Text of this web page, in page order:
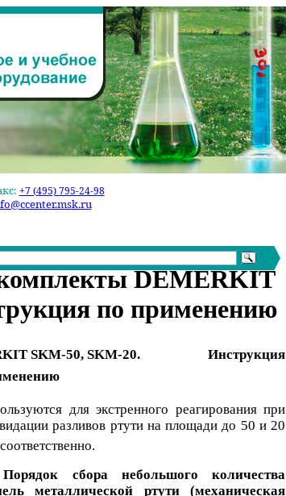
+7 (495) 795-24-98
DEMERKIT
по применению
SKM-50, SKM-20. Инструкция
для экстренного реагирования при
разливов ртути на площади до 50 и 20
сбора небольшого количества
металлической ртути (механическая